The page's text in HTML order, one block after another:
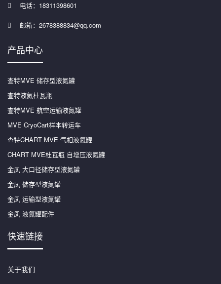
电话：18311398601
邮箱：2678388834@qq.com
产品中心
查特MVE 储存型液氮罐
查特液氦杜瓦瓶
查特MVE 航空运输液氮罐
MVE CryoCart样本转运车
查特CHART MVE 气相液氮罐
CHART MVE杜瓦瓶 自增压液氮罐
金凤 大口径储存型液氮罐
金凤 储存型液氮罐
金凤 运输型液氮罐
金凤 液氮罐配件
快速链接
关于我们